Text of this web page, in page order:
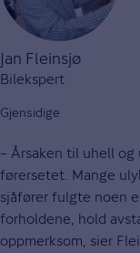
Jan Fleinsjø
Bilekspert
Gjensidige
– Årsaken til uhell
førersetet. Mange
sjåfører fulgte noen
forholdene, hold
oppmerksom, sier